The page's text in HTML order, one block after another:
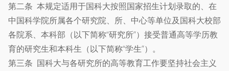
第二条 本规定适用于国科大按照国家招生计划录取的、在
中国科学院所属各个研究院、所、中心等单位及国科大校部
各院系、本科部（以下简称“研究所”）接受普通高等学历教
育的研究生和本科生（以下简称“学生”）。
第三条 国科大与各研究所的高等教育工作要坚持社会主义